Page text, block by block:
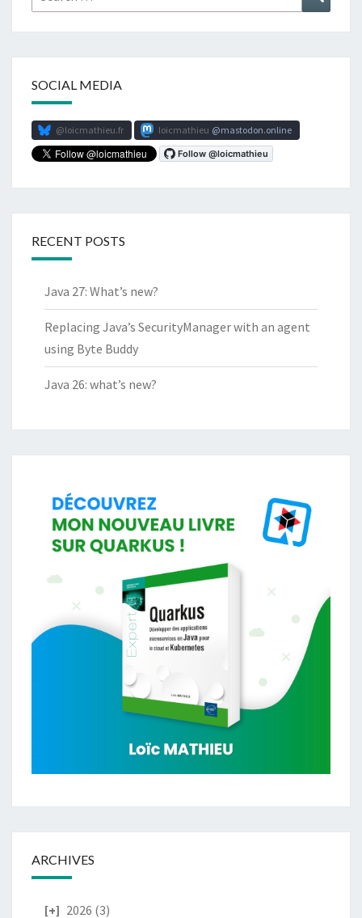
for:
SOCIAL MEDIA
@loicmathieu.fr loicmathieu mastodon.online
RECENT POSTS
Java 27: What’s new?
Replacing Java’s SecurityManager with an agent
using Byte Buddy
Java 26: what’s new?
ARCHIVES
2026 (3)